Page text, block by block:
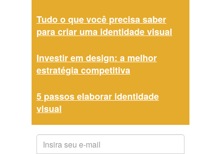
Tudo o que você precisa saber
para criar uma identidade visual
Investir em design: a melhor
estratégia competitiva
5 passos elaborar identidade
visual